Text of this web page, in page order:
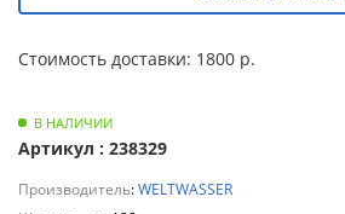
Для
пищевых
Комплект
Комплект
В НАЛИЧИИ
Артикул : 238329
Производитель:WELTWASSER
Стоимость доставки: 1800 р.